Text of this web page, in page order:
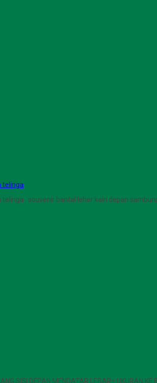
telinga
souvenir bantal leher kain depan
DEPAN MENDATAR LEBAR= UKURAN KE